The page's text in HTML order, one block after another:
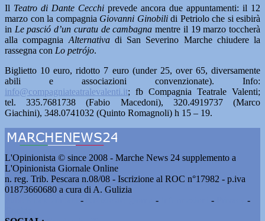
Il Teatro di Dante Cecchi prevede ancora due appuntamenti: il 12
marzo con la compagnia Giovanni Ginobilidi Petriolo che si esibirà
in Le pasció d’un curatu de cambagna mentre il 19 marzo toccherà
alla compagnia Alternativadi San Severino Marche chiudere la
rassegna con Lo petrójo.
Biglietto 10 euro, ridotto 7 euro (under 25, over 65, diversamente
abili e associazioni convenzionate). Info:
info@compagniateatralevalenti.it; fb Compagnia Teatrale Valenti;
tel. 335.7681738 (Fabio Macedoni), 320.4919737 (Marco
Giachini), 348.0741032 (Quinto Romagnoli) h 15 – 19.
L'Opinionista © since 2008 - Marche News 24 supplemento a
L'Opinionista Giornale Online
n. reg. Trib. Pescara n.08/08 - Iscrizione al ROC n°17982 - p.iva
01873660680 a cura di A. Gulizia
- - -
-